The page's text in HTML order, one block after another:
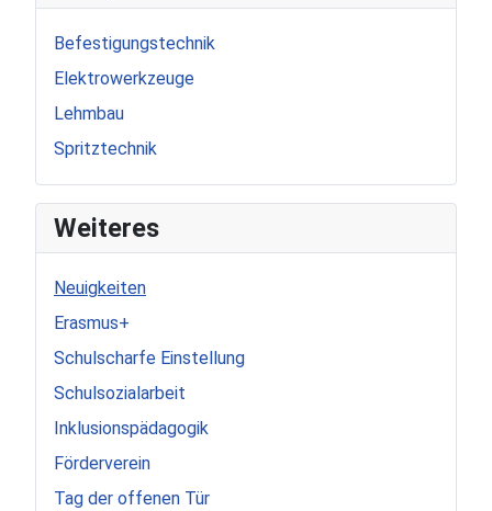
Befestigungstechnik
Elektrowerkzeuge
Lehmbau
Spritztechnik
Weiteres
Neuigkeiten
Erasmus+
Schulscharfe Einstellung
Schulsozialarbeit
Inklusionspädagogik
Förderverein
Tag der offenen Tür